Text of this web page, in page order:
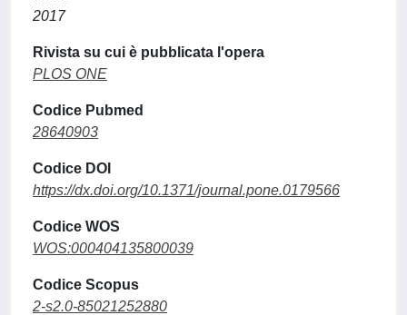
2017
Rivista su cui è pubblicata l'opera
PLOS ONE
Codice Pubmed
28640903
Codice DOI
https://dx.doi.org/10.1371/journal.pone.0179566
Codice WOS
WOS:000404135800039
Codice Scopus
2-s2.0-85021252880